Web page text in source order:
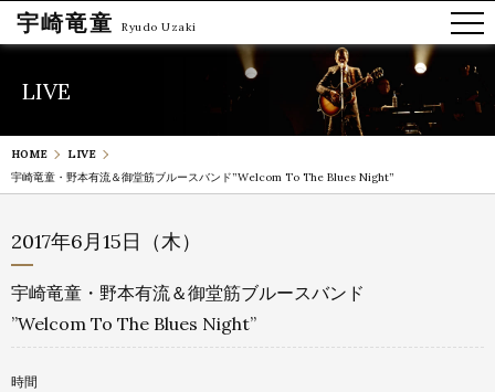
宇崎竜童 Ryudo Uzaki
LIVE
HOME
LIVE
宇崎竜童・野本有流＆御堂筋ブルースバンド”Welcom To The Blues Night”
2017年6月15日（木）
宇崎竜童・野本有流＆御堂筋ブルースバンド
”Welcom To The Blues Night”
時間